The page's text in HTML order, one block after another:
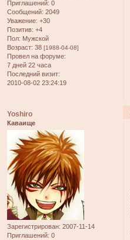
Приглашений: 0
Сообщений: 2049
Уважение: +30
Позитив: +4
Пол: Мужской
Возраст: 38 [1988-04-08]
Провел на форуме:
7 дней 22 часа
Последний визит:
2010-08-02 23:24:19
Yoshiro
Каваище
Зарегистрирован: 2007-11-14
Приглашений: 0